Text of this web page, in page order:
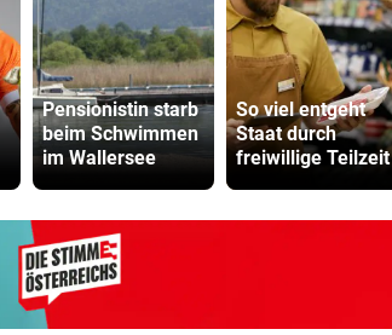
Pensionistin starb
beim Schwimmen
im Wallersee
So viel entgeht
Staat durch
freiwillige Teilzeit